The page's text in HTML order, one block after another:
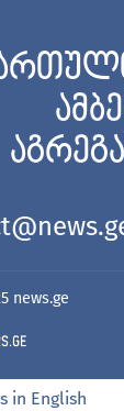
news.ge
in English